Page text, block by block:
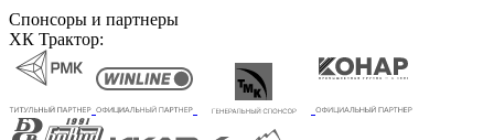
Спонсоры и партнеры
ХК Трактор: